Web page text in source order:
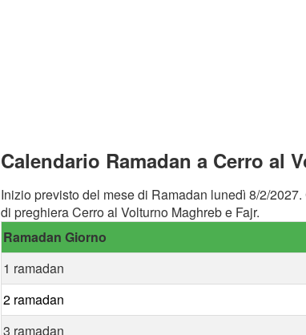
Calendario Ramadan a Cerro al
Inizio previsto del mese di Ramadan lunedì 8/2/
di preghiera Cerro al Volturno Maghreb e Fajr.
Ramadan Giorno
1 ramadan
2 ramadan
3 ramadan